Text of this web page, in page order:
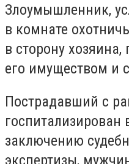
Злоумышленник,
в комнате
в сторону хозяина,
его имуществом и
Пострадавший с
госпитализирован
заключению
экспертизы,